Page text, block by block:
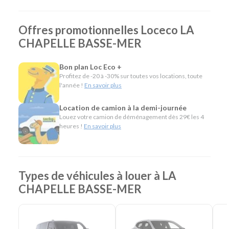
Notre agence propose une large gamme de véhicules pour
Citadines et compactes pour les déplacements du
quotidien.
Routières, SUV et monospaces pour les vacances ou
les trajets en famille.
Minibus pour voyager à plusieurs.
Utilitaires de différentes capacités pour les
déménagements, les travaux ou le transport de
matériel.
professionnels.
Depuis plus de 40 ans, Loc Eco propose une location de
Offres promotionnelles Loceco LA
CHAPELLE BASSE-MER
Bon plan Loc Eco +
Profitez de -20 à -30% sur toutes vos locations, toute
l'année ! En savoir plus
Location de camion à la demi-journée
Louez votre camion de déménagement dès 29€ les 4
heures ! En savoir plus
Types de véhicules à louer à LA
CHAPELLE BASSE-MER